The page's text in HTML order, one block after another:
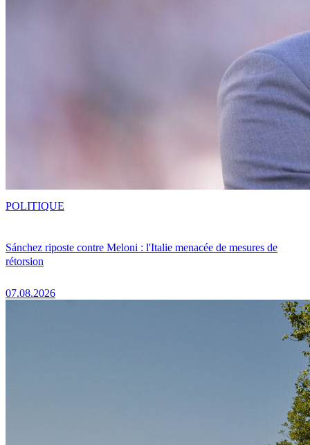
Sánchez riposte contre Meloni : l'Italie menacée de mesures de
rétorsion
07.08.2026
POLITIQUE